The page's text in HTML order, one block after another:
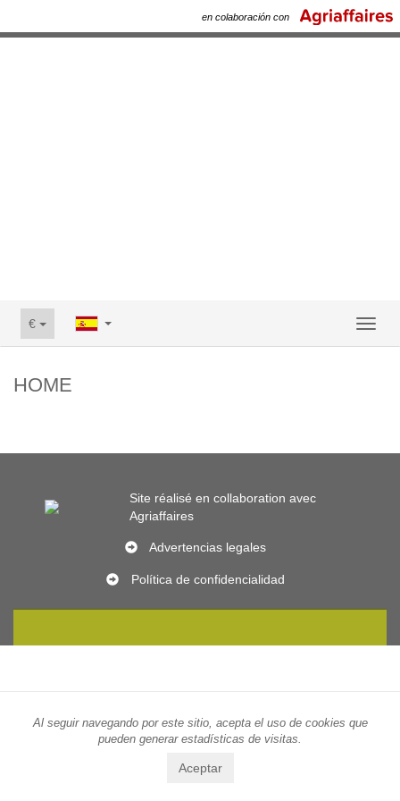
Al seguir navegando por este sitio, acepta el uso de cookies que
pueden generar estadísticas de visitas.
Aceptar
en colaboración con
€
HOME
Site réalisé en collaboration avec
Agriaffaires
Advertencias legales
Política de confidencialidad